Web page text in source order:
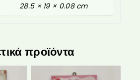
28.5 × 19 × 0.08 cm
προϊόντα